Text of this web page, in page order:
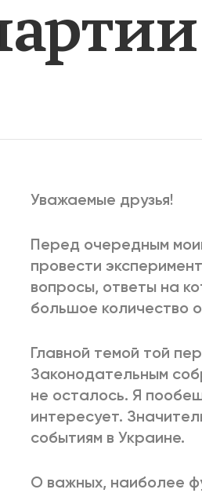
ЕДИНСТВЕННЫЙ ВЫХОД
Уважаемые друзья!
Перед очередным
провести
вопросы, ответы на
большое количество
Главной темой той
Законодательным
не осталось. Я
интересует.
событиям в Украине.
О важных, наиболее